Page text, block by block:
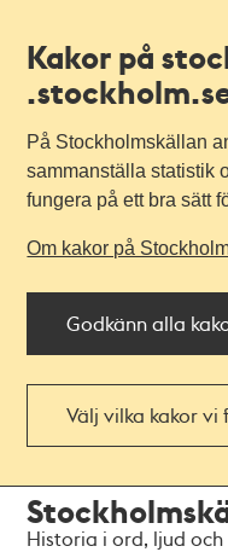
Kakor på
På Stockholmskällan
sammanställa statistik
fungera på ett bra sätt
Om kakor på
Godkänn alla
Välj vilka kakor vi
navigationen
huvudinnehållet
Historia i ord, ljud